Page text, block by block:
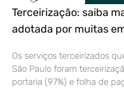
Terceirização: saiba
adotada por muitas
Os serviços terceirizados
São Paulo foram
portaria (97%) e folha de